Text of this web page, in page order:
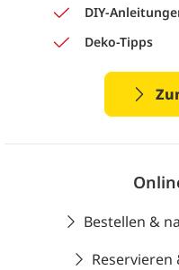
DIY-
Deko-Tipps
Bestellen &
Reservieren